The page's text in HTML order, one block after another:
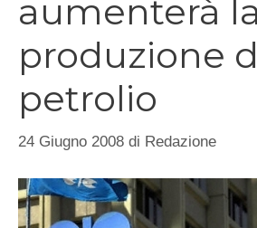
aumenterà la
produzione
petrolio
24 Giugno 2008 di Redazione